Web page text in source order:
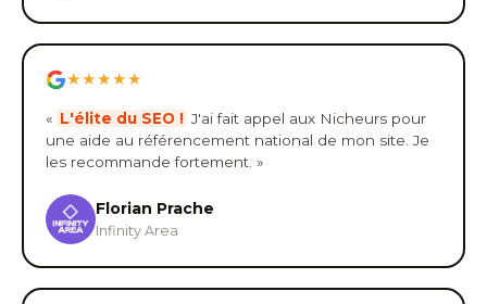
★★★★★
« L'élite du SEO ! J'ai fait appel aux Nicheurs pour
une aide au référencement national de mon site. Je
les recommande fortement. »
Florian Prache
Infinity Area